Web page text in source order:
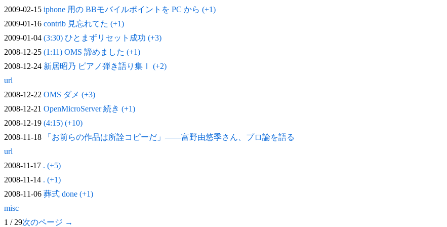
2009-02-15 iphone 用の BBモバイルポイントを PC から (+1)
2009-01-16 contrib 見忘れてた (+1)
2009-01-04 (3:30) ひとまずリセット成功 (+3)
2008-12-25 (1:11) OMS 諦めました (+1)
2008-12-24 新居昭乃 ピアノ弾き語り集Ⅰ (+2)
url
2008-12-22 OMS ダメ (+3)
2008-12-21 OpenMicroServer 続き (+1)
2008-12-19 (4:15) (+10)
2008-11-18
「お前らの作品は所詮コピーだ」——富野由悠季さん、プロ論を語る
url
2008-11-17 . (+5)
2008-11-14 . (+1)
2008-11-06 葬式 done (+1)
misc
1 / 29次のページ →